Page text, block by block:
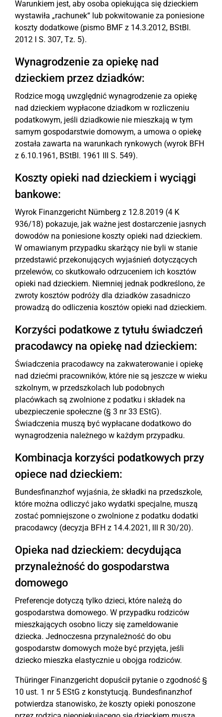
Warunkiem jest, aby osoba opiekująca się dzieckiem
wystawiła „rachunek“ lub pokwitowanie za poniesione
koszty dodatkowe (pismo BMF z 14.3.2012, BStBl.
2012 I S. 307, Tz. 5).
Wynagrodzenie za opiekę nad
dzieckiem przez dziadków:
Rodzice mogą uwzględnić wynagrodzenie za opiekę
nad dzieckiem wypłacone dziadkom w rozliczeniu
podatkowym, jeśli dziadkowie nie mieszkają w tym
samym gospodarstwie domowym, a umowa o opiekę
została zawarta na warunkach rynkowych (wyrok BFH
z 6.10.1961, BStBl. 1961 III S. 549).
Koszty opieki nad dzieckiem i wyciągi
bankowe:
Wyrok Finanzgericht Nürnberg z 12.8.2019 (4 K
936/18) pokazuje, jak ważne jest dostarczenie jasnych
dowodów na poniesione koszty opieki nad dzieckiem.
W omawianym przypadku skarżący nie byli w stanie
przedstawić przekonujących wyjaśnień dotyczących
przelewów, co skutkowało odrzuceniem ich kosztów
opieki nad dzieckiem. Niemniej jednak podkreślono, że
zwroty kosztów podróży dla dziadków zasadniczo
prowadzą do odliczenia kosztów opieki nad dzieckiem.
Korzyści podatkowe z tytułu świadczeń
pracodawcy na opiekę nad dzieckiem:
Świadczenia pracodawcy na zakwaterowanie i opiekę
nad dziećmi pracowników, które nie są jeszcze w wieku
szkolnym, w przedszkolach lub podobnych
placówkach są zwolnione z podatku i składek na
ubezpieczenie społeczne (§ 3 nr 33 EStG).
Świadczenia muszą być wypłacane dodatkowo do
wynagrodzenia należnego w każdym przypadku.
Kombinacja korzyści podatkowych przy
opiece nad dzieckiem:
Bundesfinanzhof wyjaśnia, że składki na przedszkole,
które można odliczyć jako wydatki specjalne, muszą
zostać pomniejszone o zwolnione z podatku dodatki
pracodawcy (decyzja BFH z 14.4.2021, III R 30/20).
Opieka nad dzieckiem: decydująca
przynależność do gospodarstwa
domowego
Preferencje dotyczą tylko dzieci, które należą do
gospodarstwa domowego. W przypadku rodziców
mieszkających osobno liczy się zameldowanie
dziecka. Jednoczesna przynależność do obu
gospodarstw domowych może być przyjęta, jeśli
dziecko mieszka elastycznie u obojga rodziców.
Thüringer Finanzgericht dopuścił pytanie o zgodność §
10 ust. 1 nr 5 EStG z konstytucją. Bundesfinanzhof
potwierdza stanowisko, że koszty opieki ponoszone